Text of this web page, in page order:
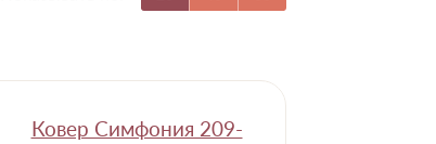
Ковер Симфония 209-